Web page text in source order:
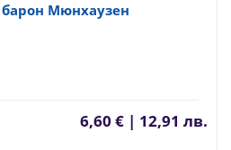
Мюнхаузен
6,60 € | 12,91 лв.